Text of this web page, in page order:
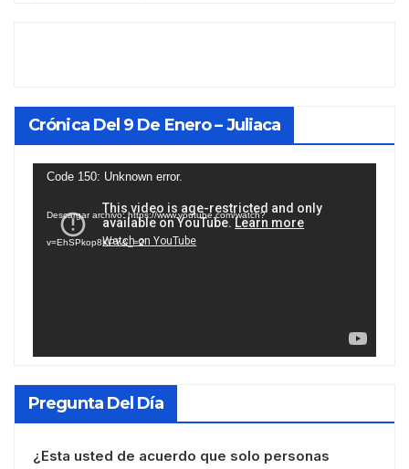
Crónica Del 9 De Enero – Juliaca
Reproductor
vídeo
Code 150: Unknown error.
Descargar archivo: https://www.youtube.com/watch?
v=EhSPkop8KPY&_=2
Pregunta Del Día
¿Esta usted de acuerdo que solo personas